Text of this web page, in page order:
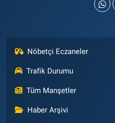
Nöbetçi Eczaneler
Trafik Durumu
Tüm Manşetler
Haber Arşivi